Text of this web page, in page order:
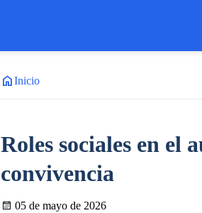
homeInicio
Roles sociales en
convivencia
05 de mayo de 2026